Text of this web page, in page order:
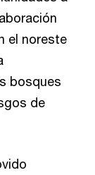
el noreste
bosques
de